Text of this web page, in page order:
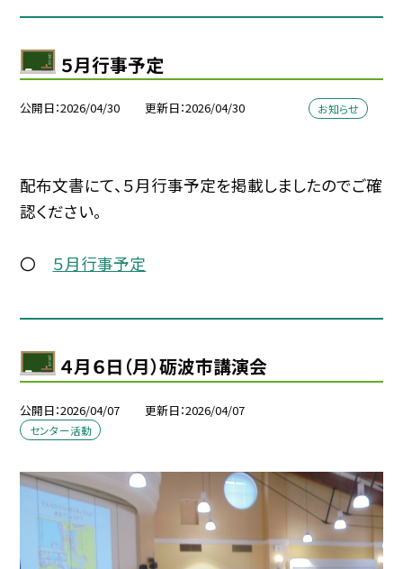
５月行事予定
公開日 2026/04/30 更新日 2026/04/30 お知らせ
配布文書にて、５月行事予定を掲載しましたのでご確
認ください。
〇 ５月行事予定
４月６日（月）砺波市講演会
公開日 2026/04/07 更新日 2026/04/07
センター活動